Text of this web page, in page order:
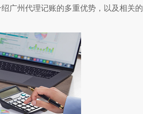
广州代理记账的多重优势，以及相关的